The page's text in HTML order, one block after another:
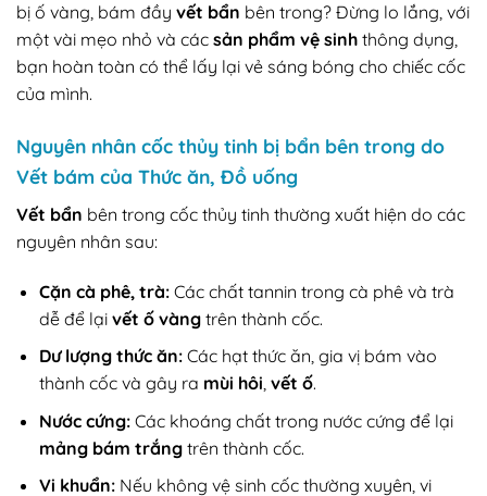
bị ố vàng, bám đầy vết bẩn bên trong? Đừng lo lắng, với
một vài mẹo nhỏ và các sản phẩm vệ sinh thông dụng,
bạn hoàn toàn có thể lấy lại vẻ sáng bóng cho chiếc cốc
của mình.
Nguyên nhân cốc thủy tinh bị bẩn bên trong do
Vết bám của Thức ăn, Đồ uống
Vết bẩn bên trong cốc thủy tinh thường xuất hiện do các
nguyên nhân sau:
Cặn cà phê, trà:Các chất tannin trong cà phê và trà
dễ để lại vết ố vàngtrên thành cốc.
Dư lượng thức ăn:Các hạt thức ăn, gia vị bám vào
thành cốc và gây ra mùi hôi, vết ố.
Nước cứng:Các khoáng chất trong nước cứng để lại
mảng bám trắngtrên thành cốc.
Vi khuẩn:Nếu không vệ sinh cốc thường xuyên, vi